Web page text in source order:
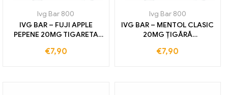
Ivg Bar 800
IVG BAR – FUJI APPLE
PEPENE 20MG TIGARETA
unica folosinta 800
€7,90
Ivg Bar 800
IVG BAR – MENTOL CLASIC
20MG ȚIGĂRĂ
UTILIZARE 800 TRENURI
€7,90